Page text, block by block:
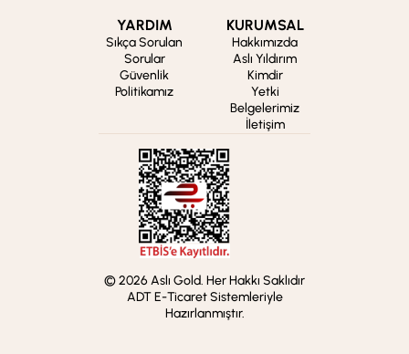
YARDIM
Sıkça Sorulan
Sorular
Güvenlik
Politikamız
KURUMSAL
Hakkımızda
Aslı Yıldırım
Kimdir
Yetki
Belgelerimiz
İletişim
© 2026 Aslı Gold. Her Hakkı Saklıdır
ADT E-Ticaret Sistemleriyle
Hazırlanmıştır.